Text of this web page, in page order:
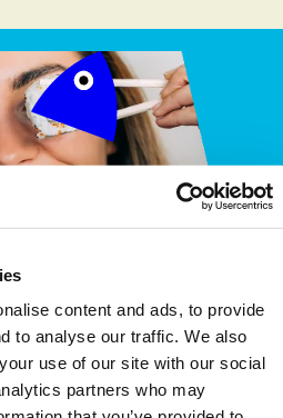
content and ads, to provide
to analyse our traffic. We also
use of our site with our social
partners who may
Aquamar